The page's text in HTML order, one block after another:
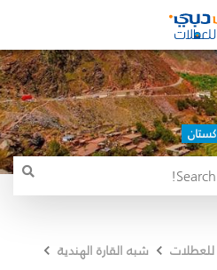
للعطلات
شبه القارة الهندية